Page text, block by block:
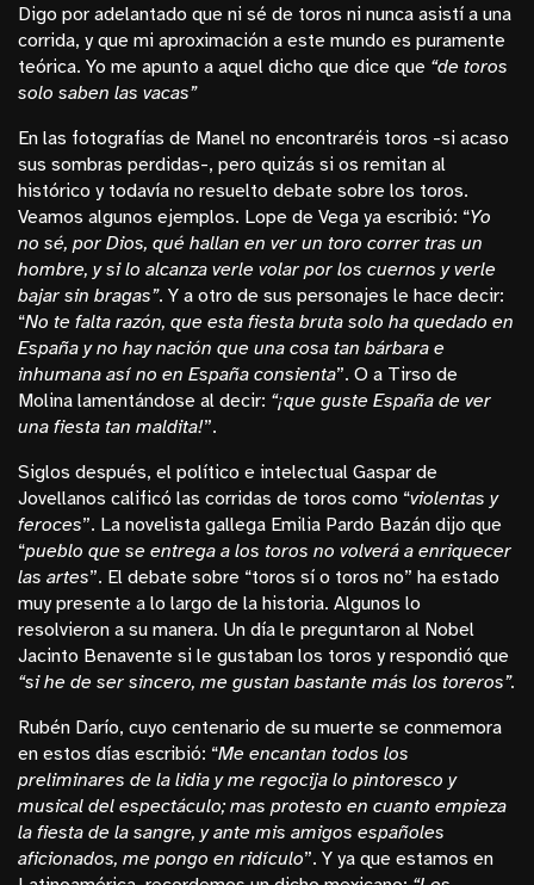
Digo por adelantado que ni sé de toros ni nunca asistí a una
corrida, y que mi aproximación a este mundo es puramente
teórica. Yo me apunto a aquel dicho que dice que “de toros
solo saben las vacas”
En las fotografías de Manel no encontraréis toros -si acaso
sus sombras perdidas-, pero quizás si os remitan al
histórico y todavía no resuelto debate sobre los toros.
Veamos algunos ejemplos. Lope de Vega ya escribió: “Yo
no sé, por Dios, qué hallan en ver un toro correr tras un
hombre, y si lo alcanza verle volar por los cuernos y verle
bajar sin bragas”. Y a otro de sus personajes le hace decir:
“No te falta razón, que esta fiesta bruta solo ha quedado en
España y no hay nación que una cosa tan bárbara e
inhumana así no en España consienta”. O a Tirso de
Molina lamentándose al decir: “¡que guste España de ver
una fiesta tan maldita!”.
Siglos después, el político e intelectual Gaspar de
Jovellanos calificó las corridas de toros como “violentas y
feroces”. La novelista gallega Emilia Pardo Bazán dijo que
“pueblo que se entrega a los toros no volverá a enriquecer
las artes”. El debate sobre “toros sí o toros no” ha estado
muy presente a lo largo de la historia. Algunos lo
resolvieron a su manera. Un día le preguntaron al Nobel
Jacinto Benavente si le gustaban los toros y respondió que
“si he de ser sincero, me gustan bastante más los toreros”.
Rubén Darío, cuyo centenario de su muerte se conmemora
en estos días escribió: “Me encantan todos los
preliminares de la lidia y me regocija lo pintoresco y
musical del espectáculo; mas protesto en cuanto empieza
la fiesta de la sangre, y ante mis amigos españoles
aficionados, me pongo en ridículo”. Y ya que estamos en